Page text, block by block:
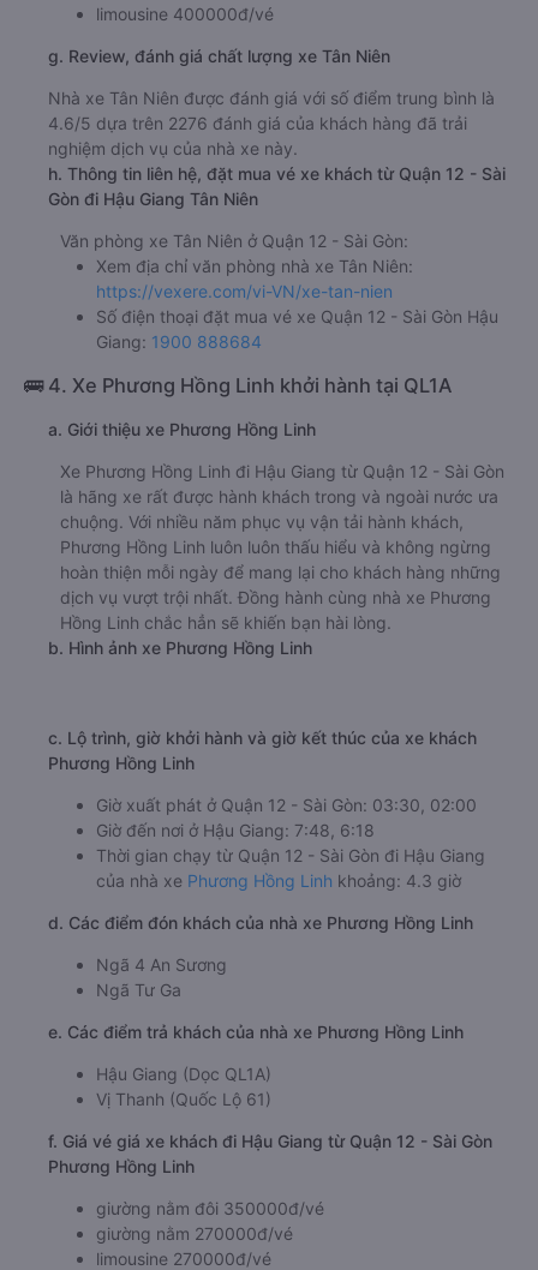
limousine 400000đ/vé
g. Review, đánh giá chất lượng xe Tân Niên
Nhà xe Tân Niên được đánh giá với số điểm trung bình là
4.6/5 dựa trên 2276 đánh giá của khách hàng đã trải
nghiệm dịch vụ của nhà xe này.
h. Thông tin liên hệ, đặt mua vé xe khách từ Quận 12 - Sài
Gòn đi Hậu Giang Tân Niên
Văn phòng xe Tân Niên ở Quận 12 - Sài Gòn:
Xem địa chỉ văn phòng nhà xe Tân Niên:
https://vexere.com/vi-VN/xe-tan-nien
Số điện thoại đặt mua vé xe Quận 12 - Sài Gòn Hậu
Giang: 1900 888684
🚌 4. Xe Phương Hồng Linh khởi hành tại QL1A
a. Giới thiệu xe Phương Hồng Linh
Xe Phương Hồng Linh đi Hậu Giang từ Quận 12 - Sài Gòn
là hãng xe rất được hành khách trong và ngoài nước ưa
chuộng. Với nhiều năm phục vụ vận tải hành khách,
Phương Hồng Linh luôn luôn thấu hiểu và không ngừng
hoàn thiện mỗi ngày để mang lại cho khách hàng những
dịch vụ vượt trội nhất. Đồng hành cùng nhà xe Phương
Hồng Linh chắc hẳn sẽ khiến bạn hài lòng.
b. Hình ảnh xe Phương Hồng Linh
c. Lộ trình, giờ khởi hành và giờ kết thúc của xe khách
Phương Hồng Linh
Giờ xuất phát ở Quận 12 - Sài Gòn: 03:30, 02:00
Giờ đến nơi ở Hậu Giang: 7:48, 6:18
Thời gian chạy từ Quận 12 - Sài Gòn đi Hậu Giang
của nhà xe Phương Hồng Linh khoảng: 4.3 giờ
d. Các điểm đón khách của nhà xe Phương Hồng Linh
Ngã 4 An Sương
Ngã Tư Ga
e. Các điểm trả khách của nhà xe Phương Hồng Linh
Hậu Giang (Dọc QL1A)
Vị Thanh (Quốc Lộ 61)
f. Giá vé giá xe khách đi Hậu Giang từ Quận 12 - Sài Gòn
Phương Hồng Linh
giường nằm đôi 350000đ/vé
giường nằm 270000đ/vé
limousine 270000đ/vé